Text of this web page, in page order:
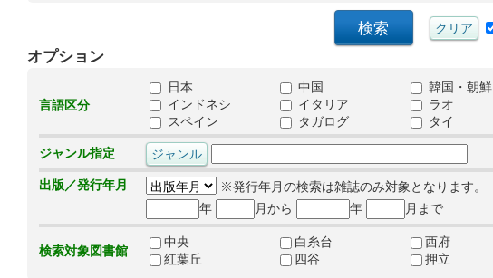
オプション
言語区分
日本 中国 韓国・朝鮮
インドネシ
イタリア ラオ
スペイン
タガログ タイ
ジャンル指定
出版／発行年月
※発行年月の検索は雑誌のみ対象となります。
年
月から 年 月まで
検索対象図書館
中央 白糸台 西府
紅葉丘
四谷 押立